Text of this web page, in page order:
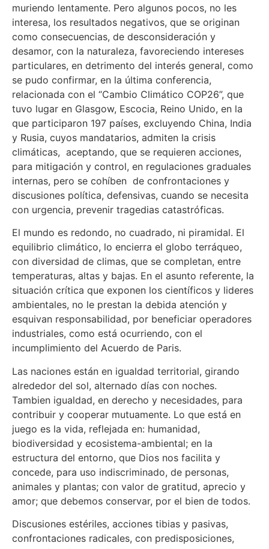
muriendo lentamente. Pero algunos pocos, no les
interesa, los resultados negativos, que se originan
como consecuencias, de desconsideración y
desamor, con la naturaleza, favoreciendo intereses
particulares, en detrimento del interés general, como
se pudo confirmar, en la última conferencia,
relacionada con el “Cambio Climático COP26”, que
tuvo lugar en Glasgow, Escocia, Reino Unido, en la
que participaron 197 países, excluyendo China, India
y Rusia, cuyos mandatarios, admiten la crisis
climáticas, aceptando, que se requieren acciones,
para mitigación y control, en regulaciones graduales
internas, pero se cohíben de confrontaciones y
discusiones política, defensivas, cuando se necesita
con urgencia, prevenir tragedias catastróficas.
El mundo es redondo, no cuadrado, ni piramidal. El
equilibrio climático, lo encierra el globo terráqueo,
con diversidad de climas, que se completan, entre
temperaturas, altas y bajas. En el asunto referente, la
situación crítica que exponen los científicos y lideres
ambientales, no le prestan la debida atención y
esquivan responsabilidad, por beneficiar operadores
industriales, como está ocurriendo, con el
incumplimiento del Acuerdo de Paris.
Las naciones están en igualdad territorial, girando
alrededor del sol, alternado días con noches.
Tambien igualdad, en derecho y necesidades, para
contribuir y cooperar mutuamente. Lo que está en
juego es la vida, reflejada en: humanidad,
biodiversidad y ecosistema-ambiental; en la
estructura del entorno, que Dios nos facilita y
concede, para uso indiscriminado, de personas,
animales y plantas; con valor de gratitud, aprecio y
amor; que debemos conservar, por el bien de todos.
Discusiones estériles, acciones tibias y pasivas,
confrontaciones radicales, con predisposiciones,